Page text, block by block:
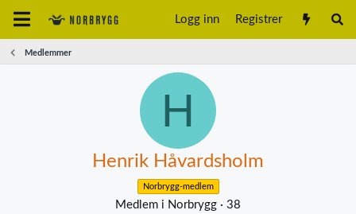
Logg inn Registrer
Medlemmer
H
Henrik Håvardsholm
Norbrygg-medlem
Medlem i Norbrygg · 38